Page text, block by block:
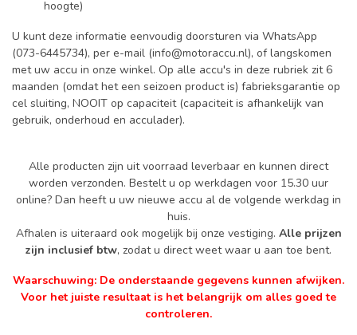
hoogte)
U kunt deze informatie eenvoudig doorsturen via WhatsApp
(073-6445734), per e-mail (info@motoraccu.nl), of langskomen
met uw accu in onze winkel. Op alle accu's in deze rubriek zit 6
maanden (omdat het een seizoen product is) fabrieksgarantie op
cel sluiting, NOOIT op capaciteit (capaciteit is afhankelijk van
gebruik, onderhoud en acculader).
Alle producten zijn uit voorraad leverbaar en kunnen direct
worden verzonden. Bestelt u op werkdagen voor 15.30 uur
online? Dan heeft u uw nieuwe accu al de volgende werkdag in
huis.
Afhalen is uiteraard ook mogelijk bij onze vestiging. Alle prijzen
zijn inclusief btw, zodat u direct weet waar u aan toe bent.
Waarschuwing: De onderstaande gegevens kunnen afwijken.
Voor het juiste resultaat is het belangrijk om alles goed te
controleren.